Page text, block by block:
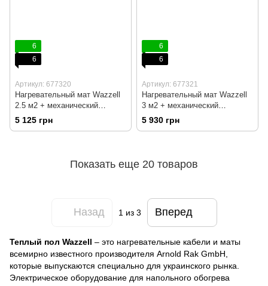
6
6
Артикул: 677320
Нагревательный мат Wazzell
2.5 м2 + механический
терморегулятор RTC 70
5 125 грн
6
6
Артикул: 677321
Нагревательный мат Wazzell
3 м2 + механический
терморегулятор RTC 70
5 930 грн
Показать еще 20 товаров
Назад 1 из 3 Вперед
Теплый пол Wazzell – это нагревательные кабели и маты
всемирно известного производителя Arnold Rak GmbH,
которые выпускаются специально для украинского рынка.
Электрическое оборудование для напольного обогрева